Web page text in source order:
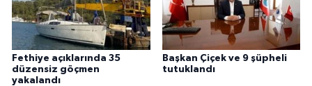
Fethiye açıklarında 35
düzensiz göçmen
yakalandı
Başkan Çiçek ve 9 şüpheli
tutuklandı